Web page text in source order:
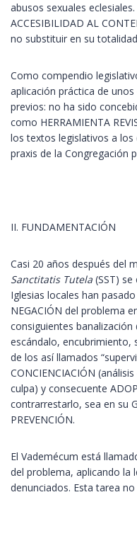
abusos sexuales
ACCESIBILIDAD AL
no substituir en su
Como compendio
aplicación práctica de
previos: no ha sido
como HERRAMIENTA
los textos legislativos a
praxis de la Congregación
II. FUNDAMENTACIÓN
Casi 20 años después del
Sanctitatis Tutela (SST)
Iglesias locales han
NEGACIÓN del problema
consiguientes
escándalo, encubrimiento,
de los así llamados
CONCIENCIACIÓN
culpa) y consecuente
contrarrestarlo, sea en su
PREVENCIÓN.
El Vademécum está
del problema, aplicando la
denunciados. Esta tarea